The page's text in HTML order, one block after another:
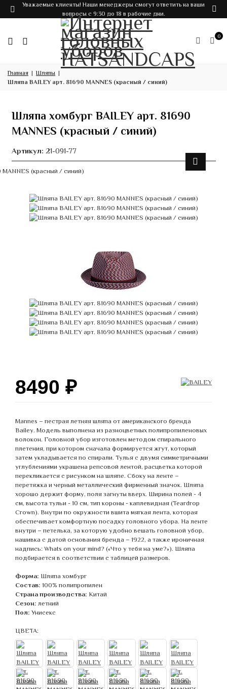
Уважаемые клиенты! Наши менеджеры смогут ответить на ваши
вопросы с 9:30 до 18 в рабочие дни.
0
Главная
Шляпы
Шляпа BAILEY арт. 81690 MANNES (красный / синий)
Шляпа хомбург BAILEY арт. 81690
MANNES (красный / синий)
Артикул: 21-091-77
8490 ₽
Mannes – пестрая летняя шляпа от американского бренда
Bailey. Модель выполнена из разноцветных полипропиленовых
волокон. Головной убор изготовлен методом спирального
плетения, при котором сначала формируется жгут, который
затем укладывается по спирали. Тулья с двумя симметричными
углублениями украшена репсовой лентой, расцветка которой
перекликается с рисунком на шляпе. Сбоку на ленте –
перетяжка и черный металлический фирменный значок. Шляпа
хорошо держит форму, поля загнуты вверх. Ширина полей - 4
см, высота тульи - 10 см, тип короны - каплевидная (Teardrop
Crown). Внутри по окружности вшита мягкая лента, которая
обеспечивает комфортную посадку головного убора. На ленте
внутри – петелька, за которую удобно вешать головной убор,
нашивка с датой основания бренда – 1922, а также ироничная
надпись: Whats on your mind? («Что у тебя на уме?»). Шляпа
подбирается в соответствии с таблицей размеров.
Форма: Шляпа хомбург
Состав: 100% полипропилен
Страна производства: Китай
Сезон: летний
Пол: Унисекс
ЦВЕТА: